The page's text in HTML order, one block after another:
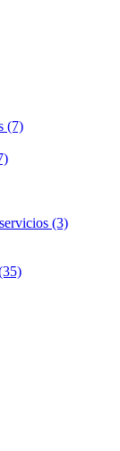
(7)
(3)